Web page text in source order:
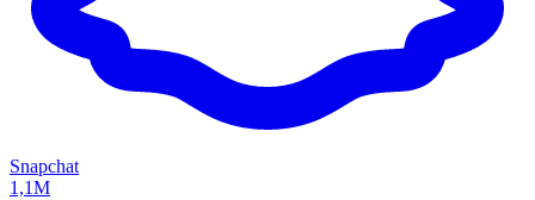
Snapchat
1,1M